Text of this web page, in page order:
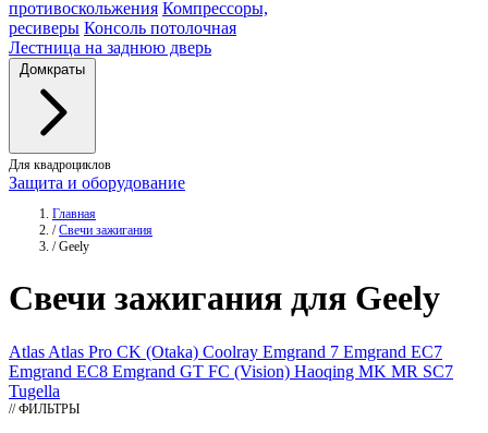
противоскольжения Компрессоры,
ресиверы Консоль потолочная
Лестница на заднюю дверь
Домкраты
Для квадроциклов
Защита и оборудование
Главная
/ Свечи зажигания
/ Geely
Свечи зажигания для Geely
Atlas Atlas Pro CK (Otaka) Coolray Emgrand 7 Emgrand EC7
Emgrand EC8 Emgrand GT FC (Vision) Haoqing MK MR SC7
Tugella
// ФИЛЬТРЫ